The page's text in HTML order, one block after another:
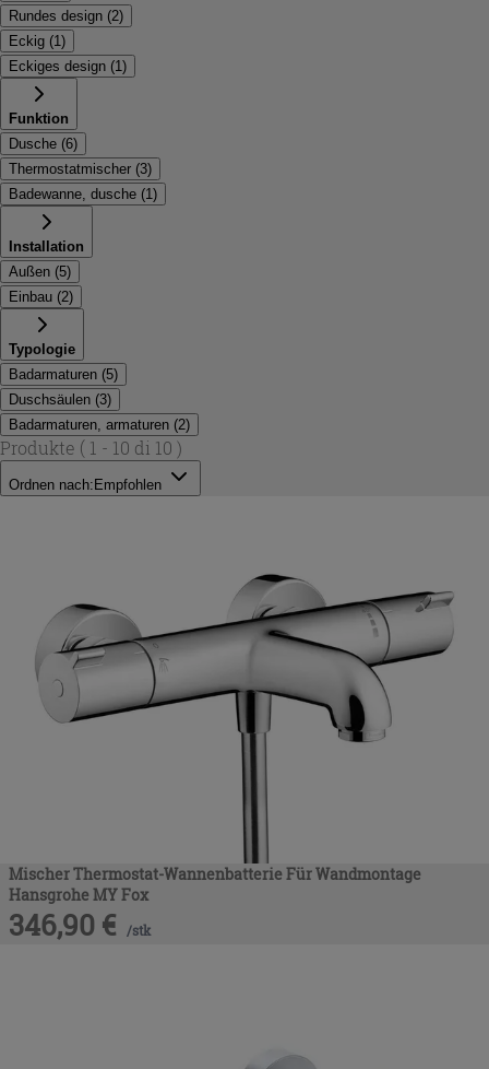
Rundes design (2)
Eckig (1 )
Eckiges design (1 )
Funktion
Dusche (6)
Thermostatmischer (3)
Badewanne, dusche (1 )
Installation
Außen (5)
Einbau (2)
Typologie
Badarmaturen (5)
Duschsäulen (3)
Badarmaturen, armaturen (2)
Produkte ( 1 - 10 di 10 )
Ordnen nach: Empfohlen
Mischer Thermostat-Wannenbatterie Für Wandmontage
Hansgrohe MY Fox
346,90 € /stk